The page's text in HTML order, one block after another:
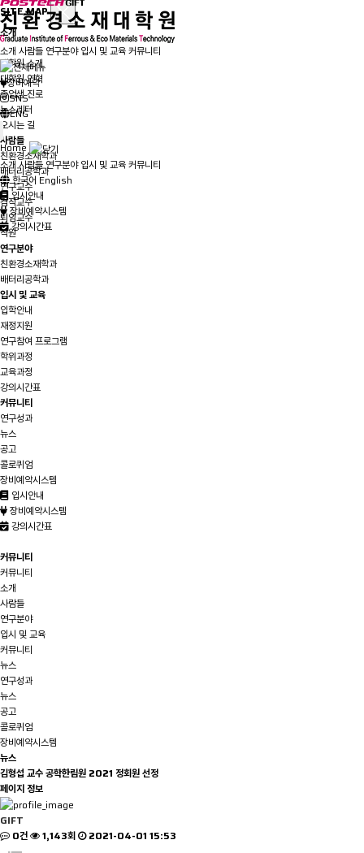
SITE MAP
소개
인사말
대학원 소개
대학원 연혁
졸업생 진로
뉴스레터
오시는 길
사람들
친환경소재학과
배터리공학과
연구교수
겸직교수
퇴임교수
직원
연구분야
친환경소재학과
배터리공학과
입시 및 교육
입학안내
재정지원
연구참여 프로그램
학위과정
교육과정
강의시간표
커뮤니티
연구성과
뉴스
공고
콜로퀴엄
장비예약시스템
입시안내
장비예약시스템
강의시간표
소개 사람들 연구분야 입시 및 교육커뮤니티
장비예약
SNS
ENG
Home
소개 사람들연구분야 입시 및 교육커뮤니티
한국어 English
입시안내
장비예약시스템
강의시간표
커뮤니티
커뮤니티
소개
사람들
연구분야
입시 및 교육
커뮤니티
뉴스
연구성과
뉴스
공고
콜로퀴엄
장비예약시스템
뉴스
김형섭 교수 공학한림원 2021 정회원 선정
페이지 정보
GIFT
0건
1,143회 2021-04-01 15:53